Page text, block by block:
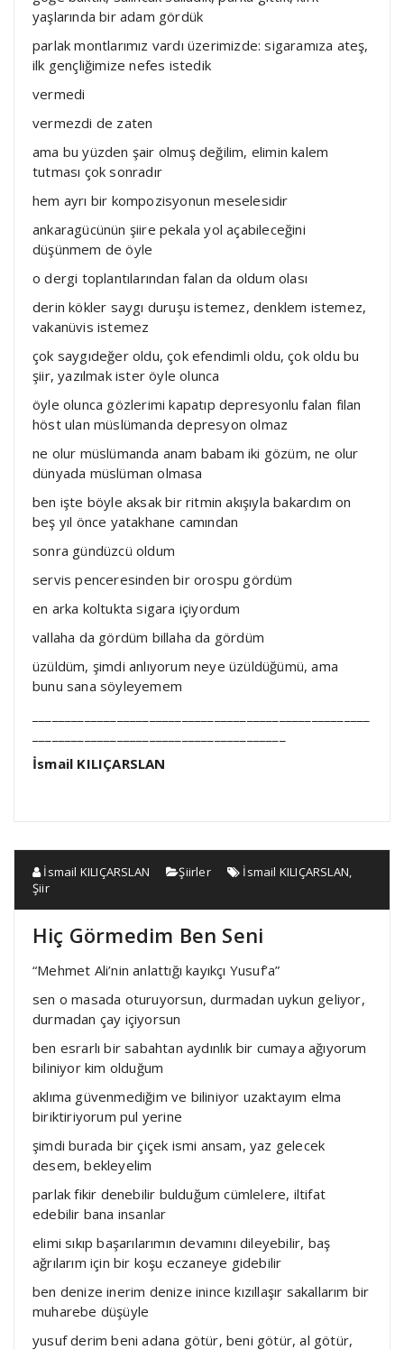
yaşlarında bir adam gördük
parlak montlarımız vardı üzerimizde: sigaramıza ateş,
ilk gençliğimize nefes istedik
vermedi
vermezdi de zaten
ama bu yüzden şair olmuş değilim, elimin kalem
tutması çok sonradır
hem ayrı bir kompozisyonun meselesidir
ankaragücünün şiire pekala yol açabileceğini
düşünmem de öyle
o dergi toplantılarından falan da oldum olası
derin kökler saygı duruşu istemez, denklem istemez,
vakanüvis istemez
çok saygıdeğer oldu, çok efendimli oldu, çok oldu bu
şiir, yazılmak ister öyle olunca
öyle olunca gözlerimi kapatıp depresyonlu falan filan
höst ulan müslümanda depresyon olmaz
ne olur müslümanda anam babam iki gözüm, ne olur
dünyada müslüman olmasa
ben işte böyle aksak bir ritmin akışıyla bakardım on
beş yıl önce yatakhane camından
sonra gündüzcü oldum
servis penceresinden bir orospu gördüm
en arka koltukta sigara içiyordum
vallaha da gördüm billaha da gördüm
üzüldüm, şimdi anlıyorum neye üzüldüğümü, ama
bunu sana söyleyemem
İsmail KILIÇARSLAN
İsmail KILIÇARSLAN Şiirler İsmail KILIÇARSLAN,
Şiir
Hiç Görmedim Ben Seni
“Mehmet Ali’nin anlattığı kayıkçı Yusuf’a”
sen o masada oturuyorsun, durmadan uykun geliyor,
durmadan çay içiyorsun
ben esrarlı bir sabahtan aydınlık bir cumaya ağıyorum
biliniyor kim olduğum
aklıma güvenmediğim ve biliniyor uzaktayım elma
biriktiriyorum pul yerine
şimdi burada bir çiçek ismi ansam, yaz gelecek
desem, bekleyelim
parlak fikir denebilir bulduğum cümlelere, iltifat
edebilir bana insanlar
elimi sıkıp başarılarımın devamını dileyebilir, baş
ağrılarım için bir koşu eczaneye gidebilir
ben denize inerim denize inince kızıllaşır sakallarım bir
muharebe düşüyle
yusuf derim beni adana götür, beni götür, al götür,